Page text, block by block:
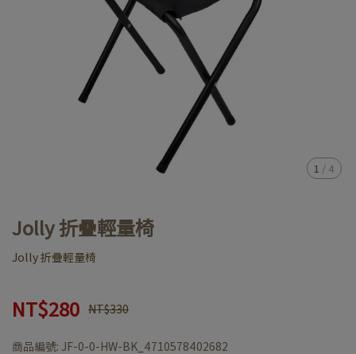
1 / 4
Jolly 折疊輕量椅
Jolly 折疊輕量椅
NT$280 NT$330
商品編號: JF-0-0-HW-BK_4710578402682